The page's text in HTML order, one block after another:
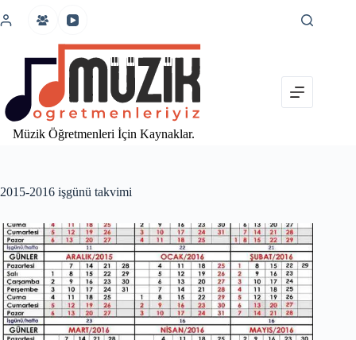
atla
Müzik Öğretmenleri İçin Kaynaklar.
2015-2016 işgünü takvimi